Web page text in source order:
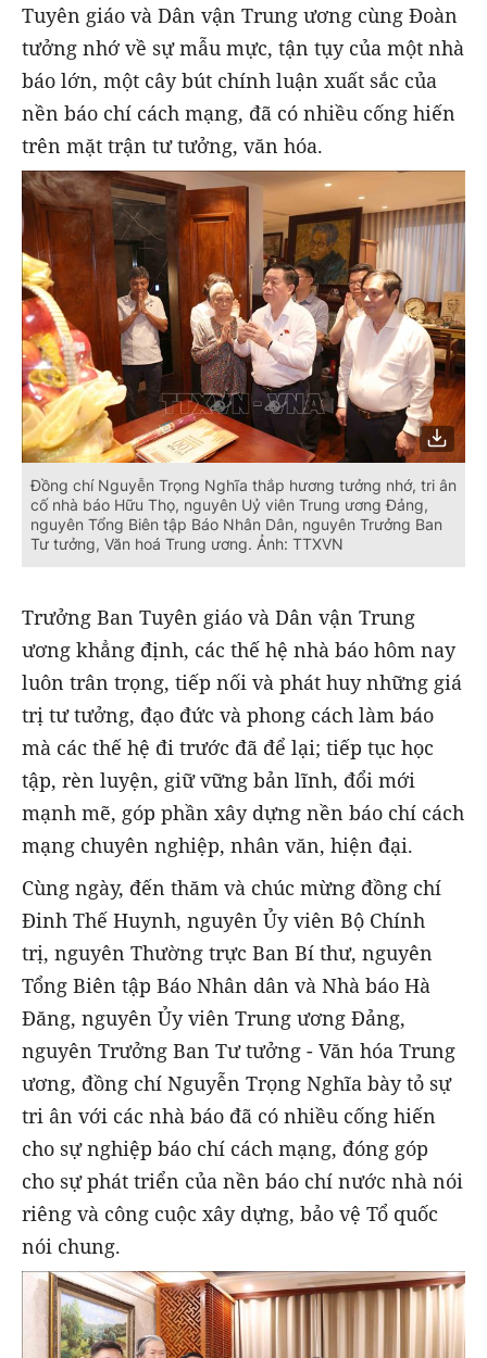
Tuyên giáo và Dân vận Trung ương cùng Đoàn
tưởng nhớ về sự mẫu mực, tận tụy của một nhà
báo lớn, một cây bút chính luận xuất sắc của
nền báo chí cách mạng, đã có nhiều cống hiến
trên mặt trận tư tưởng, văn hóa.
Đồng chí Nguyễn Trọng Nghĩa thắp hương tưởng nhớ, tri ân
cố nhà báo Hữu Thọ, nguyên Uỷ viên Trung ương Đảng,
nguyên Tổng Biên tập Báo Nhân Dân, nguyên Trưởng Ban
Tư tưởng, Văn hoá Trung ương. Ảnh: TTXVN
Trưởng Ban Tuyên giáo và Dân vận Trung
ương khẳng định, các thế hệ nhà báo hôm nay
luôn trân trọng, tiếp nối và phát huy những giá
trị tư tưởng, đạo đức và phong cách làm báo
mà các thế hệ đi trước đã để lại; tiếp tục học
tập, rèn luyện, giữ vững bản lĩnh, đổi mới
mạnh mẽ, góp phần xây dựng nền báo chí cách
mạng chuyên nghiệp, nhân văn, hiện đại.
Cùng ngày, đến thăm và chúc mừng đồng chí
Đinh Thế Huynh, nguyên Ủy viên Bộ Chính
trị, nguyên Thường trực Ban Bí thư, nguyên
Tổng Biên tập Báo Nhân dân và Nhà báo Hà
Đăng, nguyên Ủy viên Trung ương Đảng,
nguyên Trưởng Ban Tư tưởng - Văn hóa Trung
ương, đồng chí Nguyễn Trọng Nghĩa bày tỏ sự
tri ân với các nhà báo đã có nhiều cống hiến
cho sự nghiệp báo chí cách mạng, đóng góp
cho sự phát triển của nền báo chí nước nhà nói
riêng và công cuộc xây dựng, bảo vệ Tổ quốc
nói chung.